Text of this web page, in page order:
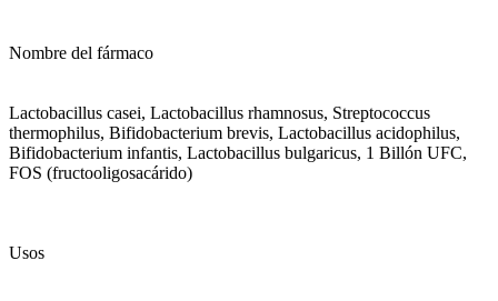
Nombre del fármaco
Lactobacillus casei, Lactobacillus rhamnosus, Streptococcus
thermophilus, Bifidobacterium brevis, Lactobacillus acidophilus,
Bifidobacterium infantis, Lactobacillus bulgaricus, 1 Billón UFC,
FOS (fructooligosacárido)
Usos